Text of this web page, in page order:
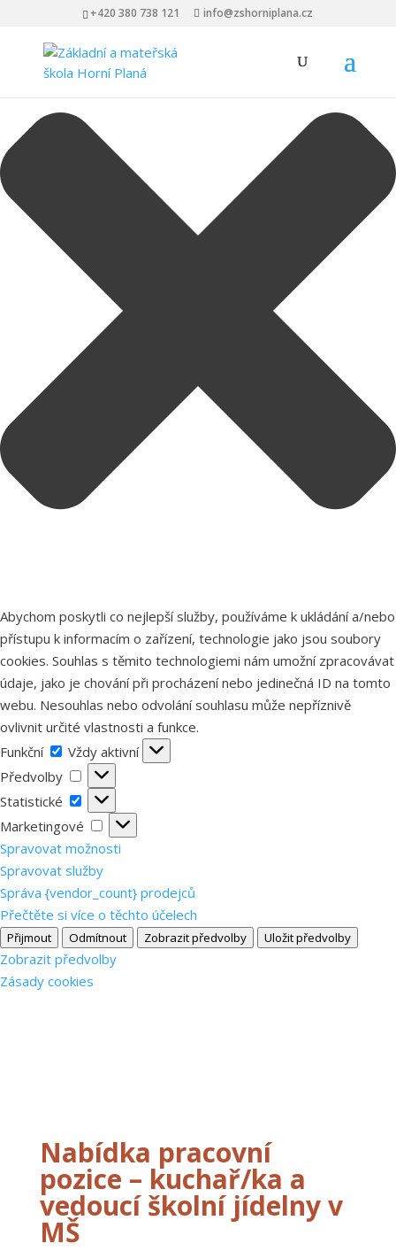
Spravovat Souhlas s cookies
Abychom poskytli co nejlepší služby, používáme k ukládání a/nebo
přístupu k informacím o zařízení, technologie jako jsou soubory
cookies. Souhlas s těmito technologiemi nám umožní zpracovávat
údaje, jako je chování při procházení nebo jedinečná ID na tomto
webu. Nesouhlas nebo odvolání souhlasu může nepříznivě
ovlivnit určité vlastnosti a funkce.
Funkční
Funkční
Vždy aktivní
Předvolby
Předvolby
Statistické
Statistické
Marketingové
Marketingové
Spravovat možnosti
Spravovat služby
Správa {vendor_count} prodejců
Přečtěte si více o těchto účelech
Přijmout Odmítnout Zobrazit předvolby Uložit předvolby
Zobrazit předvolby
Zásady cookies
+420 380 738 121 info@zshorniplana.cz
Nabídka pracovní
pozice – kuchař/ka a
vedoucí školní jídelny v
MŠ